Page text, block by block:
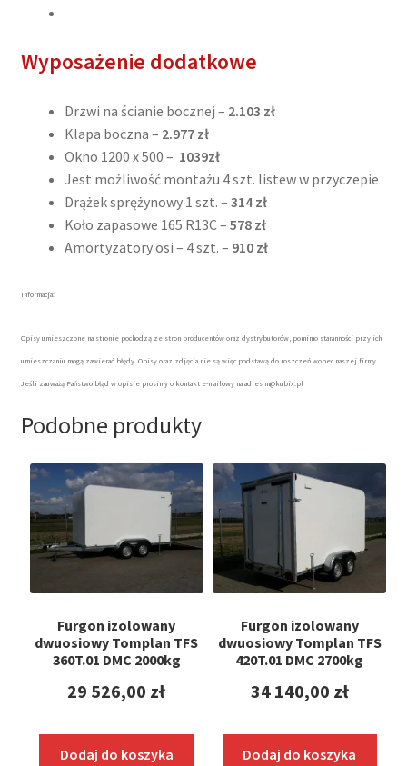
Wyposażenie dodatkowe
Drzwi na ścianie bocznej – 2.103 zł
Klapa boczna – 2.977 zł
Okno 1200 x 500 – 1039zł
Jest możliwość montażu 4 szt. listew w przyczepie
Drążek sprężynowy 1 szt. – 314 zł
Koło zapasowe 165 R13C – 578 zł
Amortyzatory osi – 4 szt. – 910 zł
Informacja:
Opisy umieszczone na stronie pochodzą ze stron producentów oraz dystrybutorów, pomimo staranności przy ich
umieszczaniu mogą zawierać błędy. Opisy oraz zdjęcia nie są więc podstawą do roszczeń wobec naszej firmy.
Jeśli zauważą Państwo błąd w opisie prosimy o kontakt e-mailowy na adres m@kubix.pl
Podobne produkty
Furgon izolowany
dwuosiowy Tomplan TFS
360T.01 DMC 2000kg
29 526,00 zł
Dodaj do koszyka
Furgon izolowany
dwuosiowy Tomplan TFS
420T.01 DMC 2700kg
34 140,00 zł
Dodaj do koszyka